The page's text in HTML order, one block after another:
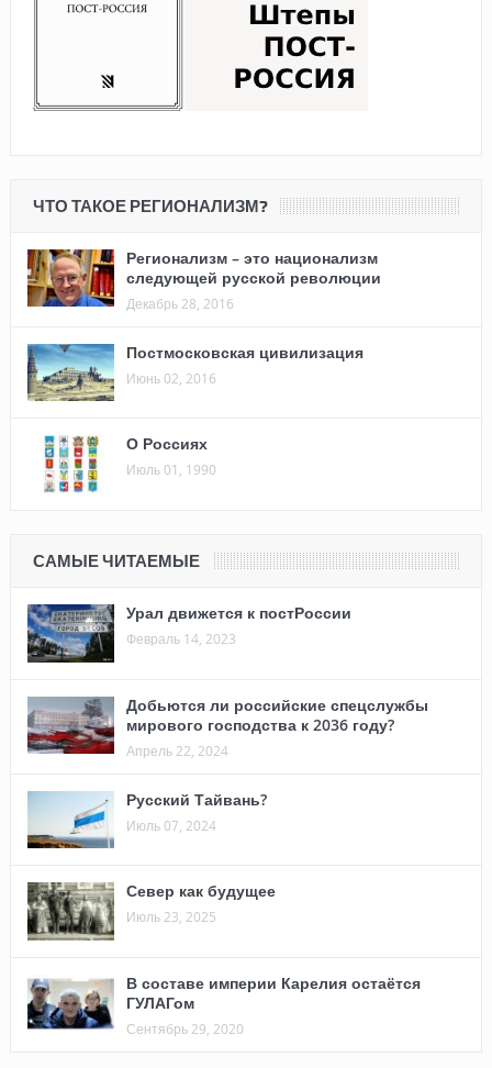
ЧТО ТАКОЕ РЕГИОНАЛИЗМ?
Регионализм – это национализм
следующей русской революции
Декабрь 28, 2016
Постмосковская цивилизация
Июнь 02, 2016
О Россиях
Июль 01, 1990
САМЫЕ ЧИТАЕМЫЕ
Урал движется к постРоссии
Февраль 14, 2023
Добьются ли российские спецслужбы
мирового господства к 2036 году?
Апрель 22, 2024
Русский Тайвань?
Июль 07, 2024
Север как будущее
Июль 23, 2025
В составе империи Карелия остаётся
ГУЛАГом
Сентябрь 29, 2020